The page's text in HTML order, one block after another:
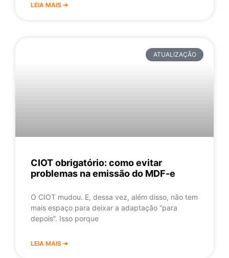
LEIA MAIS ➔
ATUALIZAÇÃO
CIOT obrigatório: como evitar
problemas na emissão do MDF-e
O CIOT mudou. E, dessa vez, além disso, não tem
mais espaço para deixar a adaptação “para
depois”. Isso porque
LEIA MAIS ➔